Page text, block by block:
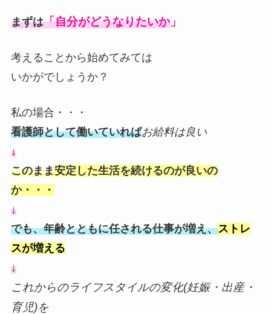
まずは「自分がどうなりたいか」
考えることから始めてみては
いかがでしょうか？
私の場合・・・
看護師として働いていればお給料は良い
↓
このまま安定した生活を続けるのが良いの
か・・・
↓
でも、年齢とともに任される仕事が増え、ストレ
スが増える
↓
これからのライフスタイルの変化(妊娠・出産・
育児)を